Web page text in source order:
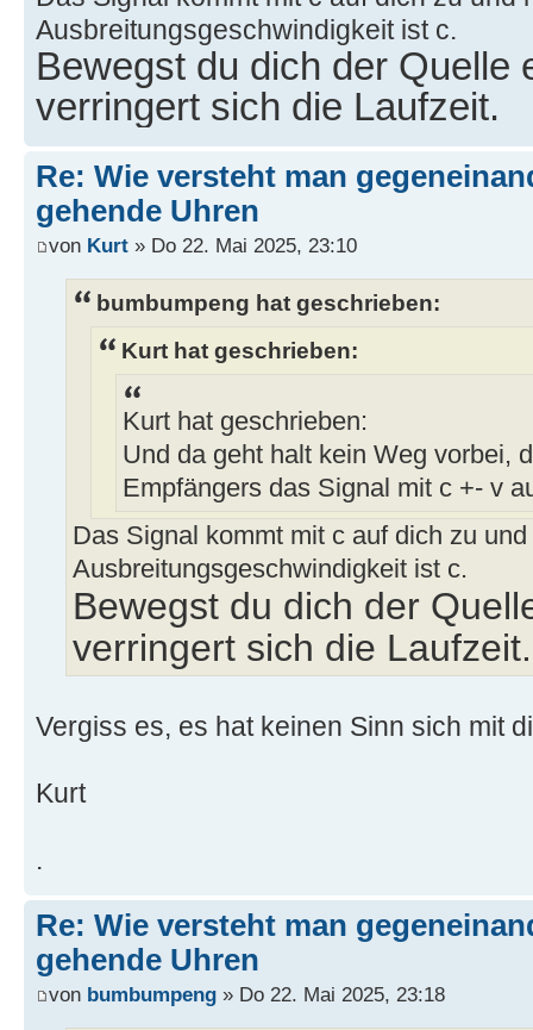
Ausbreitungsgeschwindigkeit ist c.
Bewegst du dich der Quelle
verringert sich die Laufzeit.
Re: Wie versteht man
gehende Uhren
von Kurt » Do 22. Mai 2025, 23:10
bumbumpeng hat geschrieben:
Kurt hat geschrieben:
Kurt hat geschrieben:
Und da geht halt kein Weg vorbei,
Empfängers das Signal mit c +- v
Das Signal kommt mit c auf dich zu
Ausbreitungsgeschwindigkeit ist c.
Bewegst du dich der
verringert sich die Laufzeit.
Vergiss es, es hat keinen Sinn sich mit
Kurt
.
Re: Wie versteht man
gehende Uhren
von bumbumpeng » Do 22. Mai 2025, 23:18